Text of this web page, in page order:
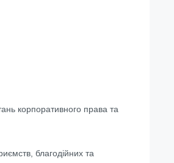
корпоративного права та
благодійних та